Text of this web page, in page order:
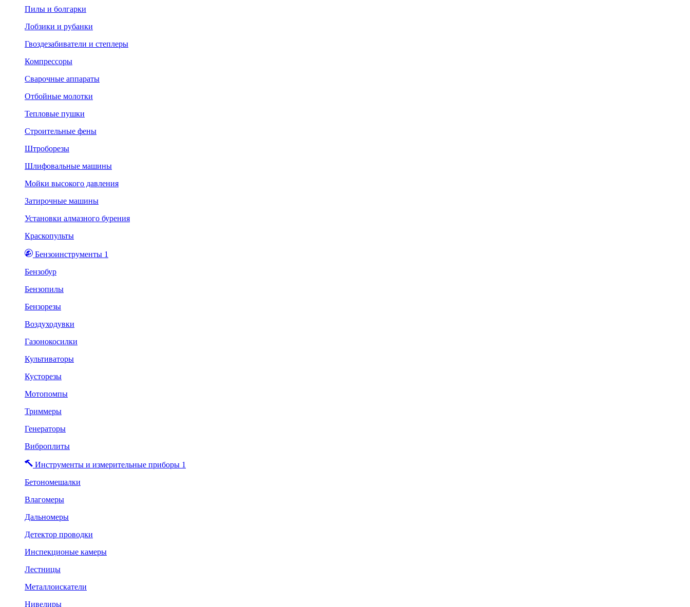
Пилы и болгарки
Лобзики и рубанки
Гвоздезабиватели и степлеры
Компрессоры
Сварочные аппараты
Отбойные молотки
Тепловые пушки
Строительные фены
Штроборезы
Шлифовальные машины
Мойки высокого давления
Затирочные машины
Установки алмазного бурения
Краскопульты
Бензоинструменты 1
Бензобур
Бензопилы
Бензорезы
Воздуходувки
Газонокосилки
Культиваторы
Кусторезы
Мотопомпы
Триммеры
Генераторы
Виброплиты
Инструменты и измерительные приборы 1
Бетономешалки
Влагомеры
Дальномеры
Детектор проводки
Инспекционые камеры
Лестницы
Металлоискатели
Нивелиры